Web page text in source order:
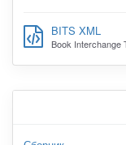
BITS XML
Book Interchange